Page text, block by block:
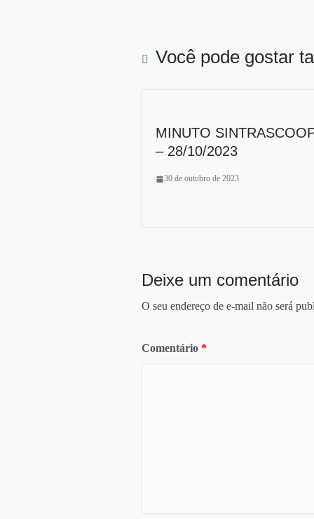
Você pode gostar
MINUTO
– 28/10/2023
30 de outubro de 2023
Deixe um comentário
O seu endereço de e-mail não será
Comentário *